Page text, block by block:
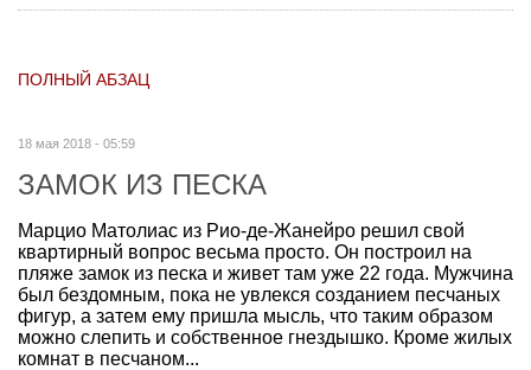
ПОЛНЫЙ АБЗАЦ
18 мая 2018 - 05:59
ЗАМОК ИЗ ПЕСКА
Марцио Матолиас из Рио-де-Жанейро решил свой
квартирный вопрос весьма просто. Он построил на
пляже замок из песка и живет там уже 22 года. Мужчина
был бездомным, пока не увлекся созданием песчаных
фигур, а затем ему пришла мысль, что таким образом
можно слепить и собственное гнездышко. Кроме жилых
комнат в песчаном...